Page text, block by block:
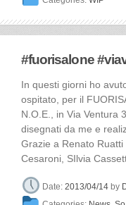
#fuorisalone
In questi giorni ho
ospitato, per il
N.O.E., in Via Ventura
disegnati da me e
Grazie a Renato
Cesaroni, SIlvia
Date:2013/04/14 by